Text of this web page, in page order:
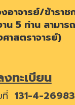
อาจารย์/ข้ารา
น 5ท่าน สามาร
ศาสตราจารย์)
งทะเบียน
131-4-